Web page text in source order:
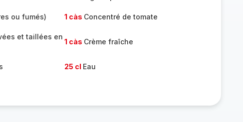
ou fumés) 1 càs Concentré de tomate
et taillées en
1 càs Crème fraîche
25 cl Eau